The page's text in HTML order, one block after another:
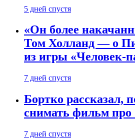
5 дней спустя
«Он более
Том Холланд — о
из игры «Человек-
7 дней спустя
Бортко рассказал,
снимать фильм про
7 дней спустя